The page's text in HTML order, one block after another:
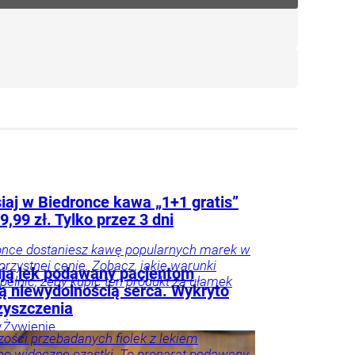
w Biedronce kawa „1+1 gratis”
zł. Tylko przez 3 dni
dostaniesz kawę popularnych marek w
cenie. Zobacz, jakie warunki
żeby kupić ten produkt za ułamek
Żywienie
lek podawany pacjentom
niewydolnością serca. Wykryto
przebadanych fiolek z lekiem